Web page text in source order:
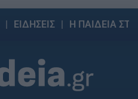
ΕΙΔΗΣΕΙΣ Η ΠΑΙΔΕΙΑ